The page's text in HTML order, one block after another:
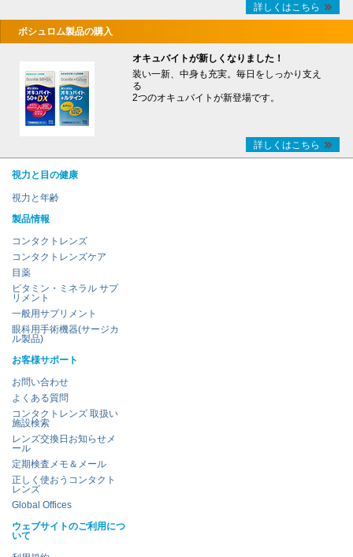
詳しくはこちら
ボシュロム製品の購入
オキュバイトが新しくなりました！
装い一新、中身も充実。毎日をしっかり支え
る
2つのオキュバイトが新登場です。
詳しくはこちら
視力と目の健康
視力と年齢
製品情報
コンタクトレンズ
コンタクトレンズケア
目薬
ビタミン・ミネラル サプ
リメント
一般用サプリメント
眼科用手術機器(サージカ
ル製品)
お客様サポート
お問い合わせ
よくある質問
コンタクトレンズ 取扱い
施設検索
レンズ交換日お知らせメ
ール
定期検査メモ＆メール
正しく使おうコンタクト
レンズ
Global Offices
ウェブサイトのご利用につ
いて